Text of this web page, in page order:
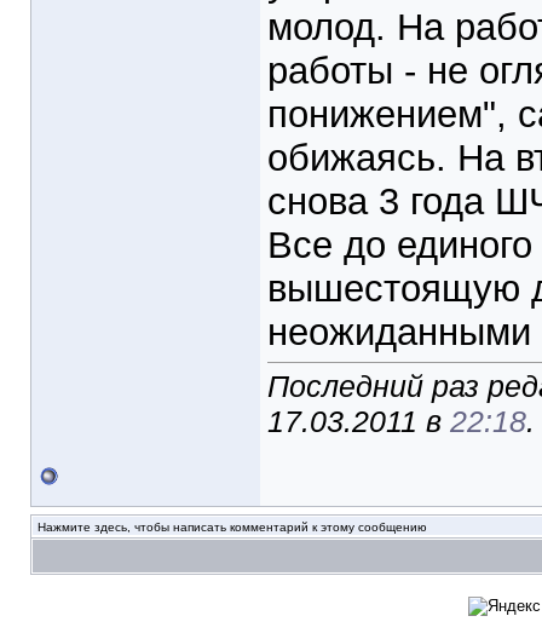
молод. На
работы - не
понижением",
обижаясь. На
снова 3 года
Все до
вышестоящую
неожиданными
Последний раз
17.03.2011 в 22:18.
Нажмите здесь, чтобы написать комментарий к этому сообщению